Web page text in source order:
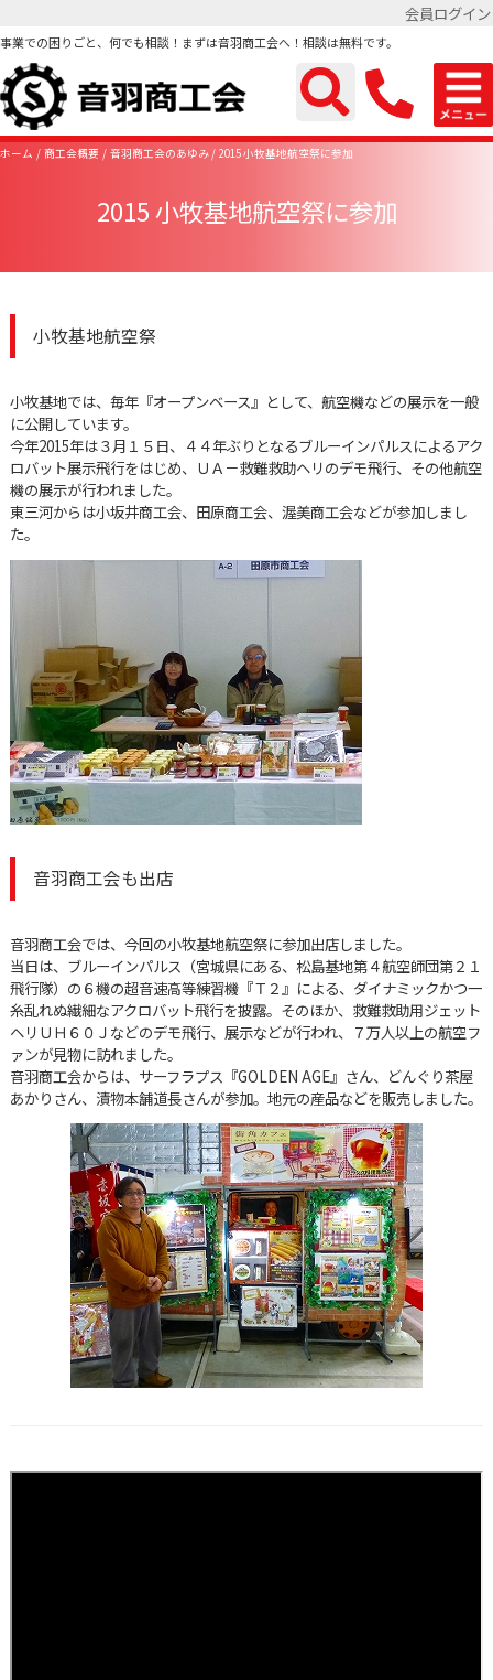
会員ログイン
事業での困りごと、何でも相談！まずは音羽商工会へ！相談は無料です。
ホーム 商工会概要 音羽商工会のあゆみ 2015 小牧基地航空祭に参加
2015 小牧基地航空祭に参加
小牧基地航空祭
小牧基地では、毎年『オープンベース』として、航空機などの展示を一般
に公開しています。
今年2015年は３月１５日、４４年ぶりとなるブルーインパルスによるアク
ロバット展示飛行をはじめ、ＵＡ－救難救助ヘリのデモ飛行、その他航空
機の展示が行われました。
東三河からは小坂井商工会、田原商工会、渥美商工会などが参加しまし
た。
音羽商工会も出店
音羽商工会では、今回の小牧基地航空祭に参加出店しました。
当日は、ブルーインパルス（宮城県にある、松島基地第４航空師団第２１
飛行隊）の６機の超音速高等練習機『Ｔ２』による、ダイナミックかつ一
糸乱れぬ繊細なアクロバット飛行を披露。そのほか、救難救助用ジェット
ヘリＵＨ６０Ｊなどのデモ飛行、展示などが行われ、７万人以上の航空フ
ァンが見物に訪れました。
音羽商工会からは、サーフラプス『GOLDEN AGE』さん、どんぐり茶屋
あかりさん、漬物本舗道長さんが参加。地元の産品などを販売しました。